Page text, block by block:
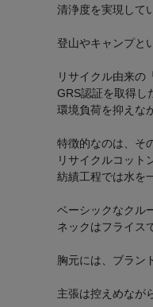
清浄度を実現して
登山やキャンプと
リサイクル由来の
GRS認証を取得し
環境負荷を抑えな
特徴的なのは、そ
リサイクルコット
紡績工程では水を
ベーシックなクル
ネックはフライス
胸元には、ブラン
主張は控えめなが